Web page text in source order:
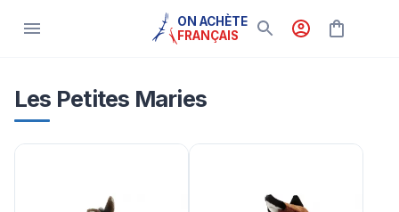
ON ACHÈTE
FRANÇAIS
Les Petites Maries